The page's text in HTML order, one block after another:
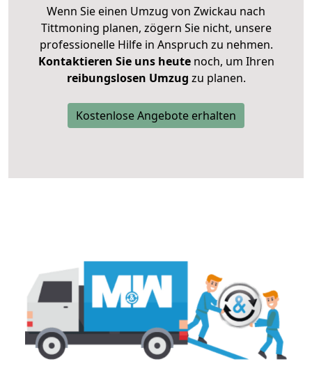
Wenn Sie einen Umzug von Zwickau nach
Tittmoning planen, zögern Sie nicht, unsere
professionelle Hilfe in Anspruch zu nehmen.
Kontaktieren Sie uns heutenoch, um Ihren
reibungslosen Umzug zu planen.
Kostenlose Angebote erhalten